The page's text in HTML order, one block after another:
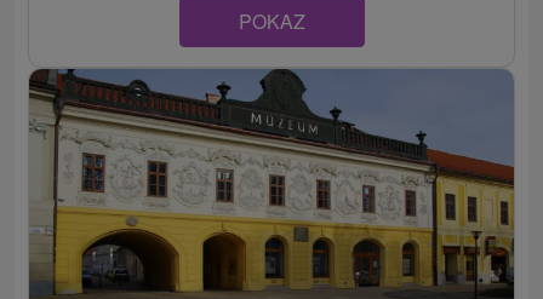
POKAZ